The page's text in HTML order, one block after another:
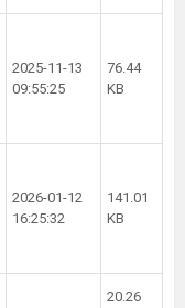
2025-11-13
09:55:25
76.44
KB
2026-01-12
16:25:32
141.01
KB
20.26